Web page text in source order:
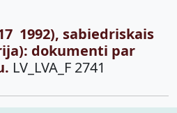
 1992), sabiedriskais
dokumenti par
LV_LVA_F 2741